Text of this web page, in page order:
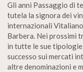
Gli anni Passaggio di
tutela la signora dei
internazionali
Barbera. Nei prossimi
in tutte le sue
successo sui mercati
altre denominazioni e